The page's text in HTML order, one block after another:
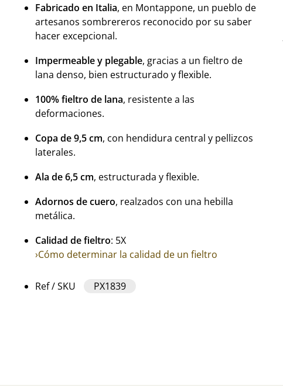
Fabricado en Italia, en Montappone, un pueblo de
artesanos sombrereros reconocido por su saber
hacer excepcional.
Impermeable y plegable, gracias a un fieltro de
lana denso, bien estructurado y flexible.
100% fieltro de lana, resistente a las
deformaciones.
Copa de 9,5 cm, con hendidura central y pellizcos
laterales.
Ala de 6,5 cm, estructurada y flexible.
Adornos de cuero, realzados con una hebilla
metálica.
Calidad de fieltro: 5X
›Cómo determinar la calidad de un fieltro
Ref / SKU PX1839